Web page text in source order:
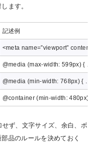
ます。
記述例
<meta name=”viewport”
@media (max-width: 599px) { … }
@media (min-width: 768px) { … }
@container (min-width: 480px) {
ず、文字サイズ、余白、ボ
品のルールを決めておく